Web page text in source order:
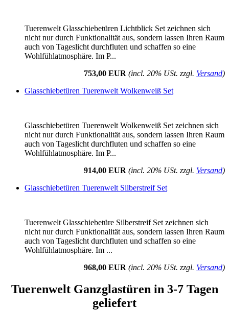
Tuerenwelt Glasschiebetüren Lichtblick Set zeichnen sich
nicht nur durch Funktionalität aus, sondern lassen Ihren Raum
auch von Tageslicht durchfluten und schaffen so eine
Wohlfühlatmosphäre. Im P...
753,00 EUR (incl. 20% USt. zzgl. Versand)
Glasschiebetüren Tuerenwelt Wolkenweiß Set
Glasschiebetüren Tuerenwelt Wolkenweiß Set zeichnen sich
nicht nur durch Funktionalität aus, sondern lassen Ihren Raum
auch von Tageslicht durchfluten und schaffen so eine
Wohlfühlatmosphäre. Im P...
914,00 EUR (incl. 20% USt. zzgl. Versand)
Glasschiebetüren Tuerenwelt Silberstreif Set
Tuerenwelt Glasschiebetüre Silberstreif Set zeichnen sich
nicht nur durch Funktionalität aus, sondern lassen Ihren Raum
auch von Tageslicht durchfluten und schaffen so eine
Wohlfühlatmosphäre. Im ...
968,00 EUR (incl. 20% USt. zzgl. Versand)
Tuerenwelt Ganzglastüren in 3-7 Tagen
geliefert